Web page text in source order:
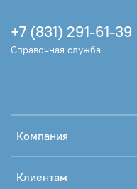
Компания
Клиентам
+7 (831) 291-61-39
Справочная служба